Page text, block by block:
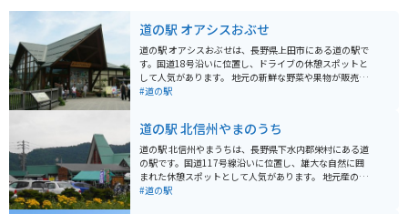
道の駅 オアシスおぶせ
道の駅 オアシスおぶせは、長野県上田市にある道の駅で
す。国道18号沿いに位置し、ドライブの休憩スポットと
して人気があります。 地元の新鮮な野菜や果物が販売さ
れている直売所や、蕎麦やうどん、地元産の食材を使っ
オアシスおぶせは、周辺に観光スポットも多いので、観
光拠点としてもおすすめです。 特産品としては、りんご
やぶどうなどの果物、きのこ、山菜などが有名です。ま
た、上田城跡公園や別所温泉など、歴史的な観光スポッ
トも近くにあります。
#道の駅
道の駅 北信州やまのうち
道の駅 北信州やまうちは、長野県下水内郡栄村にある道
の駅です。国道117号線沿いに位置し、雄大な自然に囲
まれた休憩スポットとして人気があります。 地元産の新
鮮な野菜や山菜、きのこなどが販売されており、お土産
#道の駅